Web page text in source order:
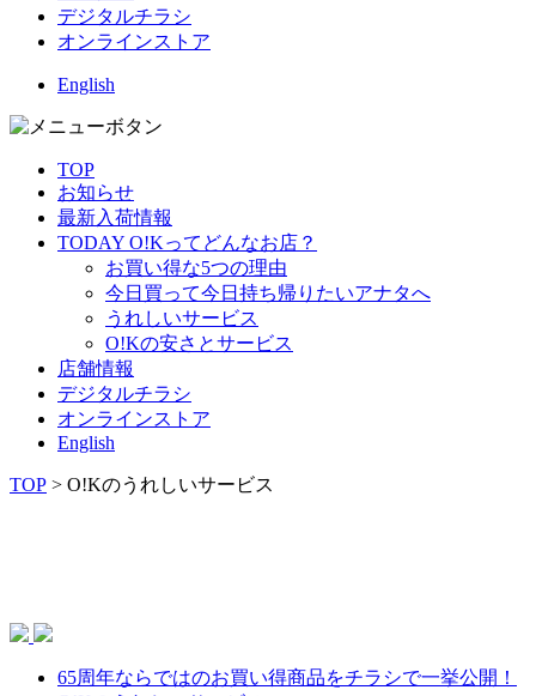
デジタルチラシ
オンラインストア
English
TOP
お知らせ
最新入荷情報
TODAY O!Kってどんなお店？
お買い得な5つの理由
今日買って今日持ち帰りたいアナタへ
うれしいサービス
O!Kの安さとサービス
店舗情報
デジタルチラシ
オンラインストア
English
TOP > O!Kのうれしいサービス
65周年ならではのお買い得商品をチラシで一挙公開！